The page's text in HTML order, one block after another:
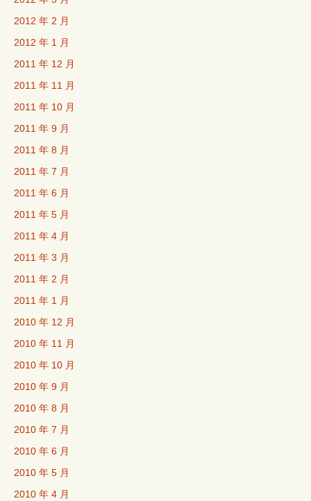
2012 年 2 月
2012 年 1 月
2011 年 12 月
2011 年 11 月
2011 年 10 月
2011 年 9 月
2011 年 8 月
2011 年 7 月
2011 年 6 月
2011 年 5 月
2011 年 4 月
2011 年 3 月
2011 年 2 月
2011 年 1 月
2010 年 12 月
2010 年 11 月
2010 年 10 月
2010 年 9 月
2010 年 8 月
2010 年 7 月
2010 年 6 月
2010 年 5 月
2010 年 4 月